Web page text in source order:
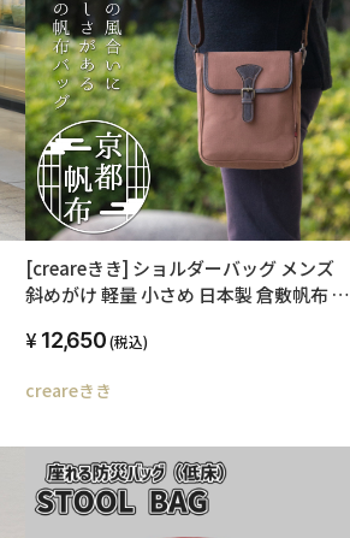
[creareきき] ショルダーバッグ メンズ
斜めがけ 軽量 小さめ 日本製 倉敷帆布 和
父さん 誕生日 プレゼント kiki-26
12,650(税込)
creareきき